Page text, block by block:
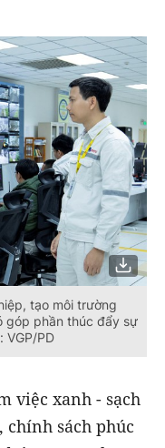
tạo môi trường
góp phần thúc đẩy sự
VGP/PD
việc xanh - sạch
chính sách phúc